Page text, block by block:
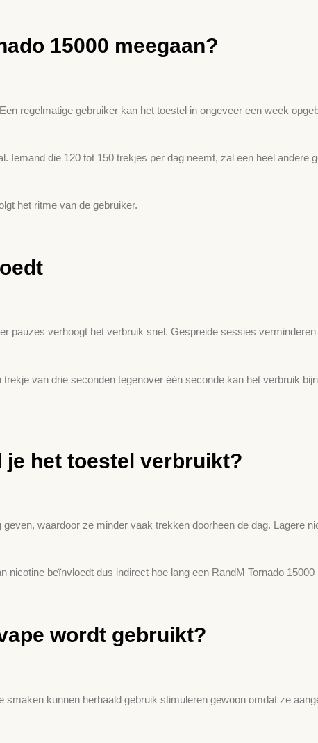
15000 meegaan?
regelmatige gebruiker kan het toestel in ongeveer een week
Iemand die 120 tot 150 trekjes per dag neemt, zal een heel andere
het ritme van de gebruiker.
pauzes verhoogt het verbruik snel. Gespreide sessies verminderen
van drie seconden tegenover één seconde kan het verbruik
het toestel verbruikt?
waardoor ze minder vaak trekken doorheen de dag. Lagere
beïnvloedt dus indirect hoe lang een RandM Tornado 15000
wordt gebruikt?
kunnen herhaald gebruik stimuleren gewoon omdat ze